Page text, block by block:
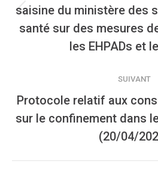
saisine du ministère des
santé sur des mesures
les EHPADs et
SUIVANT
Protocole relatif aux
sur le confinement dans
(20/04/